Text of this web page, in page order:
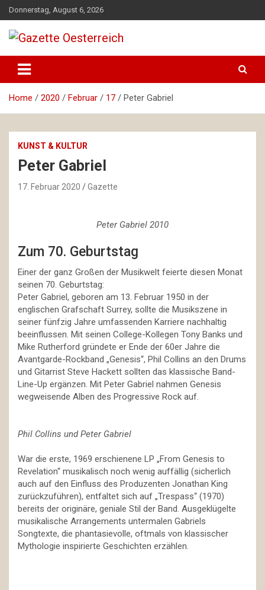
Skip
to
content
Donnerstag, August 6, 2026
Gazette Oesterreich
Home 2020 Februar 17 Peter Gabriel
KUNST & KULTUR
Peter Gabriel
17. Februar 2020 Gazette
Peter Gabriel 2010
Zum 70. Geburtstag
Einer der ganz Großen der Musikwelt feierte diesen Monat
seinen 70. Geburtstag:
Peter Gabriel, geboren am 13. Februar 1950 in der
englischen Grafschaft Surrey, sollte die Musikszene in
seiner fünfzig Jahre umfassenden Karriere nachhaltig
beeinflussen. Mit seinen College-Kollegen Tony Banks und
Mike Rutherford gründete er Ende der 60er Jahre die
Avantgarde-Rockband „Genesis“, Phil Collins an den Drums
und Gitarrist Steve Hackett sollten das klassische Band-
Line-Up ergänzen. Mit Peter Gabriel nahmen Genesis
wegweisende Alben des Progressive Rock auf.
Phil Collins und Peter Gabriel
War die erste, 1969 erschienene LP „From Genesis to
Revelation“ musikalisch noch wenig auffällig (sicherlich
auch auf den Einfluss des Produzenten Jonathan King
zurückzuführen), entfaltet sich auf „Trespass“ (1970)
bereits der originäre, geniale Stil der Band. Ausgeklügelte
musikalische Arrangements untermalen Gabriels
Songtexte, die phantasievolle, oftmals von klassischer
Mythologie inspirierte Geschichten erzählen.